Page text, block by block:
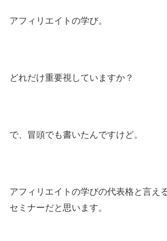
アフィリエイトの学び。
どれだけ重要視していますか？
で、冒頭でも書いたんですけど。
アフィリエイトの学びの代表格と言え
セミナーだと思います。